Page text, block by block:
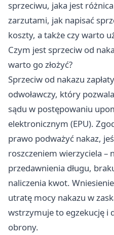
sprzeciwu, jaka jest
zarzutami, jak napisać
koszty, a także czy warto
Czym jest sprzeciw od
warto go złożyć?
Sprzeciw od nakazu
odwoławczy, który
sądu w postępowaniu
elektronicznym (EPU).
prawo podważyć nakaz,
roszczeniem wierzyciela –
przedawnienia długu,
naliczenia kwot.
utratę mocy nakazu w
wstrzymuje to egzekucję i
obrony.